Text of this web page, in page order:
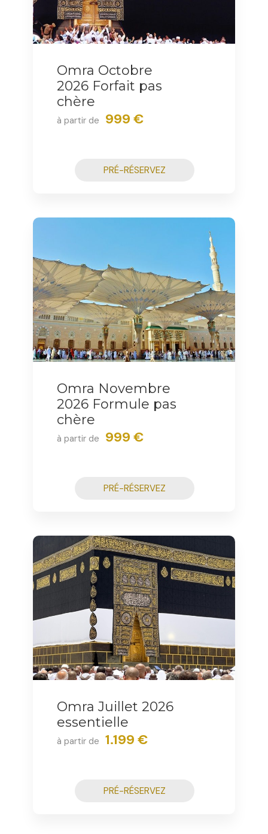
Omra Octobre
2026 Forfait pas
chère
à partir de 999 €
PRÉ-RÉSERVEZ
Omra Novembre
2026 Formule pas
chère
à partir de 999 €
PRÉ-RÉSERVEZ
Omra Juillet 2026
essentielle
à partir de 1.199 €
PRÉ-RÉSERVEZ